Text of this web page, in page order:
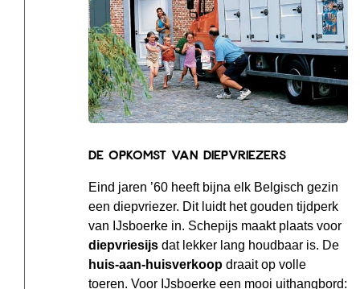
De opkomst van diepvriezers
Eind jaren ’60 heeft bijna elk Belgisch gezin
een diepvriezer. Dit luidt het gouden tijdperk
van IJsboerke in. Schepijs maakt plaats voor
diepvriesijs dat lekker lang houdbaar is. De
huis-aan-huisverkoop draait op volle
toeren. Voor IJsboerke een mooi uithangbord: